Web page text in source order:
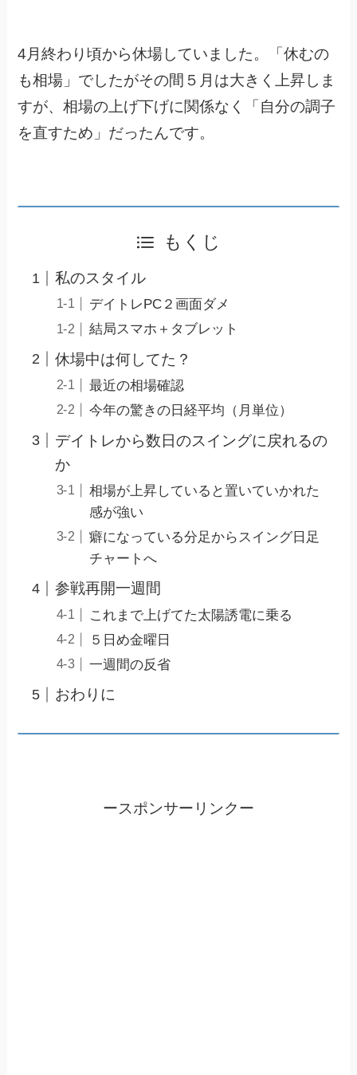
4月終わり頃から休場していました。「休むの
も相場」でしたがその間５月は大きく上昇しま
すが、相場の上げ下げに関係なく「自分の調子
を直すため」だったんです。
もくじ
私のスタイル
デイトレPC２画面ダメ
結局スマホ＋タブレット
休場中は何してた？
最近の相場確認
今年の驚きの日経平均（月単位）
デイトレから数日のスイングに戻れるの
か
相場が上昇していると置いていかれた
感が強い
癖になっている分足からスイング日足
チャートへ
参戦再開一週間
これまで上げてた太陽誘電に乗る
５日め金曜日
一週間の反省
おわりに
ースポンサーリンクー